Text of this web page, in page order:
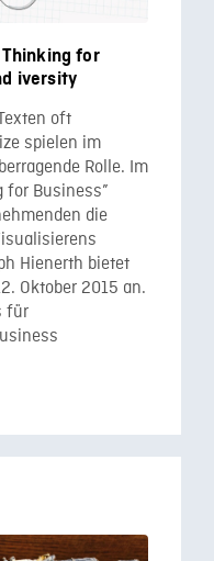
Thinking for
iversity
oft
spielen im
Rolle. Im
for Business”
die
Hienerth bietet
Oktober 2015 an.
für